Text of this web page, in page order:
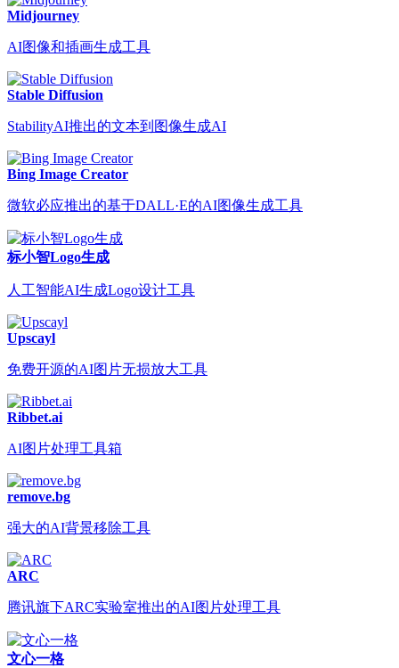
Midjourney
AI图像和插画生成工具
Stable Diffusion
StabilityAI推出的文本到图像生成AI
Bing Image Creator
微软必应推出的基于DALL·E的AI图像生成工具
标小智Logo生成
人工智能AI生成Logo设计工具
Upscayl
免费开源的AI图片无损放大工具
Ribbet.ai
AI图片处理工具箱
remove.bg
强大的AI背景移除工具
ARC
腾讯旗下ARC实验室推出的AI图片处理工具
文心一格